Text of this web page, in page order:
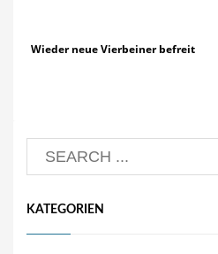
Wieder neue Vierbeiner befreit
KATEGORIEN